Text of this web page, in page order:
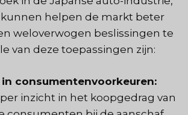
helpen de markt beter
weloverwogen beslissingen te
van deze toepassingen zijn:
consumentenvoorkeuren:
inzicht in het koopgedrag van